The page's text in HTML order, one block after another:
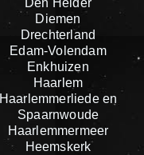
Den Helder
Diemen
Drechterland
Edam-Volendam
Enkhuizen
Haarlem
Haarlemmerliede en
Spaarnwoude
Haarlemmermeer
Heemskerk